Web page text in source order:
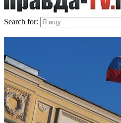
Search for: